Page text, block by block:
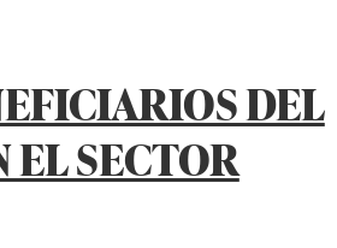
DEL
EL SECTOR